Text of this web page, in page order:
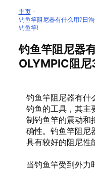
主页
钓鱼竿阻尼器有什么用?日
钓鱼竿!
钓鱼竿阻尼器
OLYMPIC阻
钓鱼竿阻尼器有什
钓鱼的工具，其主
制钓鱼竿的震动和
确性。钓鱼竿阻尼
具有较好的阻尼性
当钓鱼竿受到外力